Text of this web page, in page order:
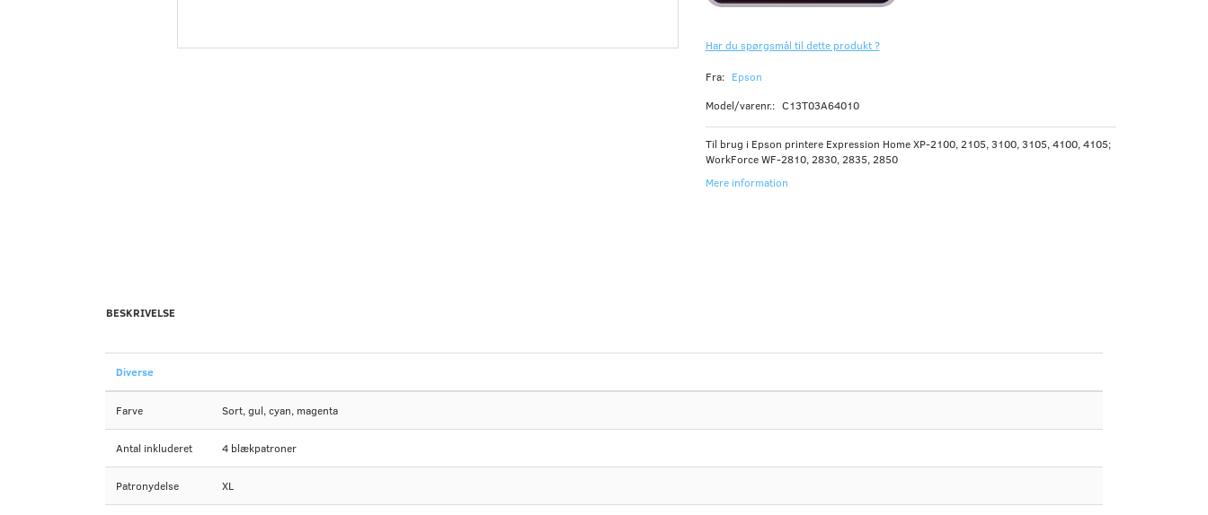
Har du spørgsmål til dette produkt ?
Fra: Epson
Model/varenr.: C13T03A64010
Til brug i Epson printere Expression Home XP-2100, 2105, 3100, 3105, 4100, 4105;
WorkForce WF-2810, 2830, 2835, 2850
Mere information
BESKRIVELSE
Farve Sort, gul, cyan, magenta
Antal inkluderet 4 blækpatroner
Patronydelse XL
Diverse